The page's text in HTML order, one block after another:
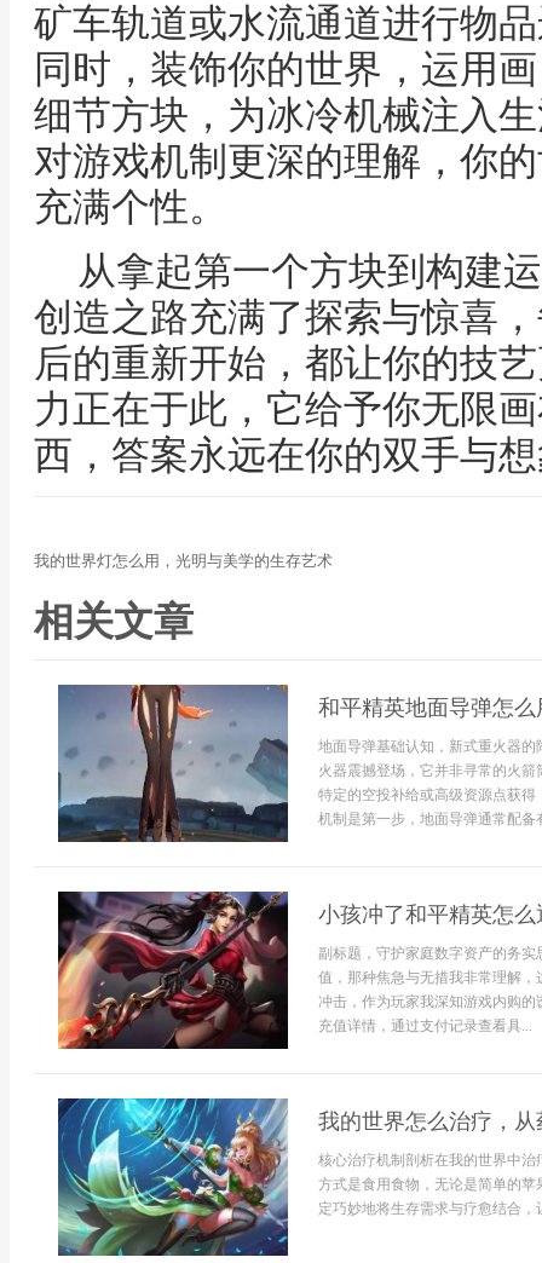
矿车轨道或水流通道进行物
同时，装饰你的世界，运用
细节方块，为冰冷机械注入
对游戏机制更深的理解，你
充满个性。
从拿起第一个方块到构建
创造之路充满了探索与惊喜
后的重新开始，都让你的技
力正在于此，它给予你无限
西，答案永远在你的双手与
我的世界灯怎么用，光明与美学的生存艺术
相关文章
和平精英地面导弹怎
地面导弹基础认知，新式重火器
火器震撼登场，它并非寻常的火
特定的空投补给或高级资源点获
机制是第一步，地面导弹通常配备
小孩冲了和平精英怎
副标题，守护家庭数字资产的务
值，那种焦急与无措我非常理解
冲击，作为玩家我深知游戏内购
充值详情，通过支付记录查看具...
我的世界怎么治疗，
核心治疗机制剖析在我的世界中
方式是食用食物，无论是简单的
定巧妙地将生存需求与疗愈结合